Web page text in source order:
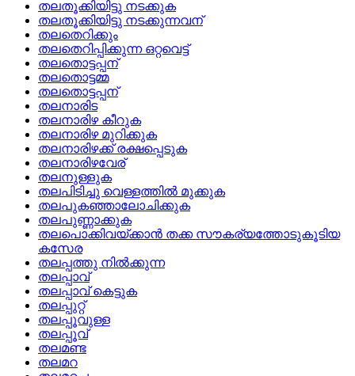
തലതൂക്കിയിട്ടു നടക്കുക
തലതൂക്കിയിട്ടു നടക്കുന്നവന്
തലതെറിക്കും
തലതെറിപ്പിക്കുന്ന ഒറ്റവെട്ട്
തലതൊട്ടപ്പന്
തലതൊട്ടമ്മ
തലതൊട്ടപ്പന്
തലനാരിട
തലനാരിഴ കീറുക
തലനാരിഴ മുറിക്കുക
തലനാരിഴക്ക്‌ രക്ഷപ്പെടുക
തലനാരിഴവേര്
തലനുള്ളുക
തലപിടിച്ചു വെള്ളത്തില്‍ മുക്കുക
തലപുകഞ്ഞാലോചിക്കുക
തലപുണ്ണാക്കുക
തലപൊക്കിവയ്‌ക്കാന്‍ തക്ക സൗകര്യത്തോടുകൂടിയ
കസേര
തലപ്പത്തു നില്‍ക്കുന്ന
തലപ്പാവ്
തലപ്പാവ്‌ കെട്ടുക
തലപ്പുറ്റ്
തലപ്പൂവുള്ള
തലപ്പൂവ്
തലമണ്ട
തലമറ